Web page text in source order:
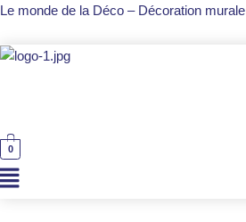
Aller
contenu
Le monde de la Déco – Décoration murale
0